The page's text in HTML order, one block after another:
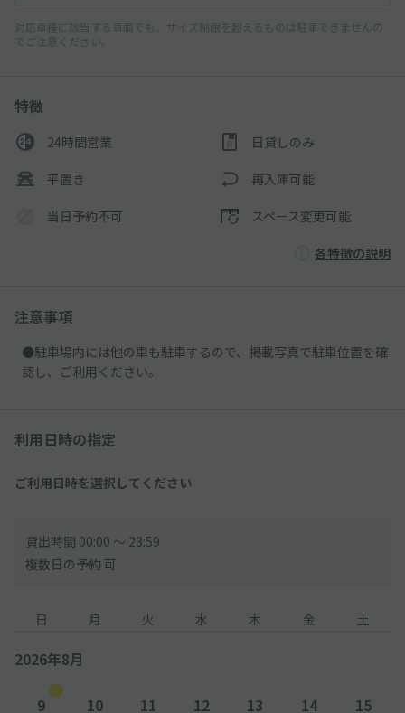
対応車種に該当する車両でも、サイズ制限を超えるものは駐車できませんの
でご注意ください。
特徴
24時間営業 日貸しのみ
平置き 再入庫可能
当日予約不可 スペース変更可能
各特徴の説明
注意事項
●駐車場内には他の車も駐車するので、掲載写真で駐車位置を確
認し、ご利用ください。
利用日時の指定
ご利用日時を選択してください
貸出時間 00:00 〜 23:59
複数日の予約 可
日 月 火 水 木 金 土
2026年8月
9 10 11 12 13 14 15